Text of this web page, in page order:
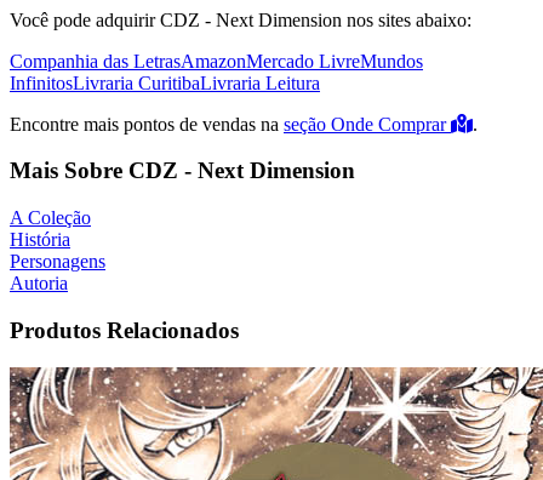
Você pode adquirir CDZ - Next Dimension nos sites abaixo:
Companhia das LetrasAmazonMercado LivreMundos
InfinitosLivraria CuritibaLivraria Leitura
Encontre mais pontos de vendas na seção Onde Comprar .
Mais Sobre CDZ - Next Dimension
A Coleção
História
Personagens
Autoria
Produtos Relacionados